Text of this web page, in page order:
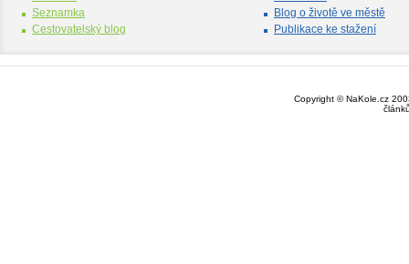
Seznamka
Cestovatelský blog
Blog o životě ve městě
Publikace ke stažení
Copyright © NaKole.cz